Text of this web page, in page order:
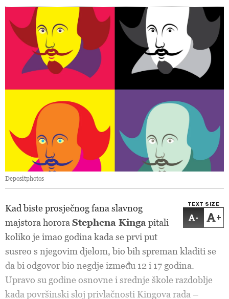
Depositphotos
TEXT SIZE
- +
Kad biste prosječnog fana slavnog
majstora horora Stephena Kinga pitali
koliko je imao godina kada se prvi put
susreo s njegovim djelom, bio bih spreman kladiti se
da bi odgovor bio negdje između 12 i 17 godina.
Upravo su godine osnovne i srednje škole razdoblje
kada površinski sloj privlačnosti Kingova rada –